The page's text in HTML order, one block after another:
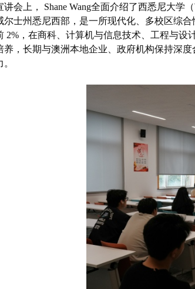
讲会上， Shane Wang全面介绍了西悉尼大学（
尔士州悉尼西部，是一所现代化、多校区综
2% ，在商科、计算机与信息技术、工程与
养，长期与澳洲本地企业、政府机构保持深